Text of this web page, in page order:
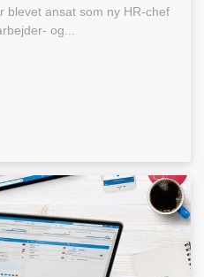
blevet ansat som ny HR-chef
og...